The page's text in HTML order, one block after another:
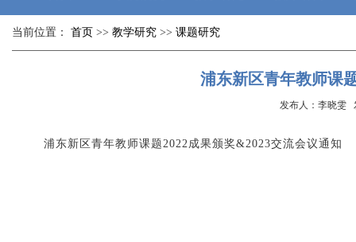
当前位置： 首页 >> 教学研究 >> 课题研究
浦东新区青年教师课
发布人：李晓雯
浦东新区青年教师课题2022成果颁奖&2023交流会议通知